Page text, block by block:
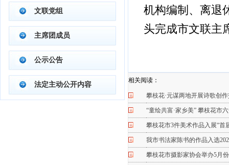
文联党组
主席团成员
公示公告
法定主动公开内容
机构编制、离退
头完成市文联主
相关阅读：
攀枝花·元谋两地开展诗歌创
“童绘共富·家乡美” 攀枝花市
攀枝花市3件美术作品入展“首
我市书法家陈书的作品入选
攀枝花市摄影家协会举办5月